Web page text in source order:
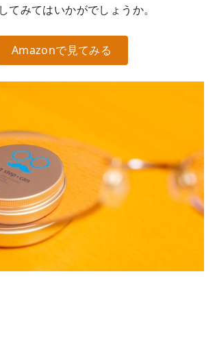
てみてはいかがでしょうか。
Amazonで見てみる